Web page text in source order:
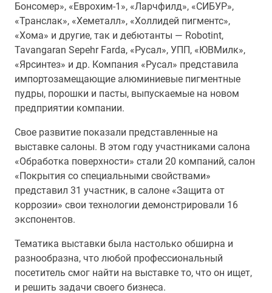
Бонсомер», «Еврохим-1», «Ларчфилд», «СИБУР»,
«Транслак», «Хеметалл», «Холлидей пигментс»,
«Хома» и другие, так и дебютанты — Robotint,
Tavangaran Sepehr Farda, «Русал», УПП, «ЮВМилк»,
«Ярсинтез» и др. Компания «Русал» представила
импортозамещающие алюминиевые пигментные
пудры, порошки и пасты, выпускаемые на новом
предприятии компании.
Свое развитие показали представленные на
выставке салоны. В этом году участниками салона
«Обработка поверхности» стали 20 компаний, салон
«Покрытия со специальными свойствами»
представил 31 участник, в салоне «Защита от
коррозии» свои технологии демонстрировали 16
экспонентов.
Тематика выставки была настолько обширна и
разнообразна, что любой профессиональный
посетитель смог найти на выставке то, что он ищет,
и решить задачи своего бизнеса.